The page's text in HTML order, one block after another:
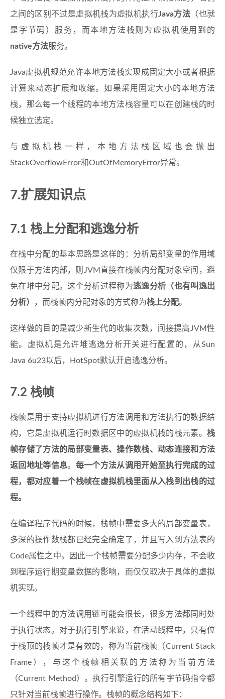
之间的区别不过是虚拟机栈为虚拟机执行Java方法 （也就
是字节码）服务，而本地方法栈则为虚拟机使用到的
native方法服务。
Java虚拟机规范允许本地方法栈实现成固定大小或者根据
计算来动态扩展和收缩。如果采用固定大小的本地方法
栈，那么每一个线程的本地方法栈容量可以在创建栈的时
候独立选定。
与虚拟机栈一样，本地方法栈区域也会抛出
StackOverflowError和OutOfMemoryError异常。
7.扩展知识点
7.1 栈上分配和逃逸分析
在栈中分配的基本思路是这样的：分析局部变量的作用域
仅限于方法内部，则JVM直接在栈帧内分配对象空间，避
免在堆中分配。这个分析过程称为逃逸分析（也有叫逸出
分析）
，而栈帧内分配对象的方式称为栈上分配。
这样做的目的是减少新生代的收集次数，间接提高JVM性
能。虚拟机是允许堆逃逸分析开关进行配置的，从Sun
Java 6u23以后，HotSpot默认开启逃逸分析。
7.2 栈帧
栈帧是用于支持虚拟机进行方法调用和方法执行的数据结
构，它是虚拟机运行时数据区中的虚拟机栈的栈元素。 栈
帧存储了方法的局部变量表、操作数栈、动态连接和方法
返回地址等信息。 每一个方法从调用开始至执行完成的过
程，都对应着一个栈帧在虚拟机栈里面从入栈到出栈的过
程。
在编译程序代码的时候，栈帧中需要多大的局部变量表，
多深的操作数栈都已经完全确定了，并且写入到方法表的
Code属性之中。因此一个栈帧需要分配多少内存，不会收
到程序运行期变量数据的影响，而仅仅取决于具体的虚拟
机实现。
一个线程中的方法调用链可能会很长，很多方法都同时处
于执行状态。对于执行引擎来说，在活动线程中，只有位
于栈顶的栈帧才是有效的，称为当前栈帧（Current Stack
Frame），与这个栈帧相关联的方法称为当前方法
（Current Method）。执行引擎运行的所有字节码指令都
只针对当前栈帧进行操作。栈帧的概念结构如下：